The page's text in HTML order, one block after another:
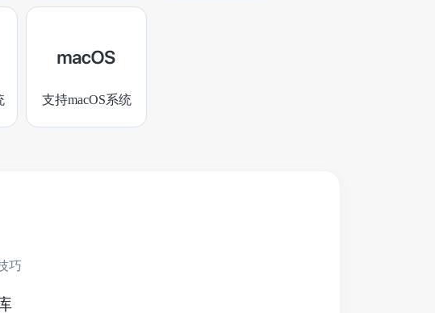
支持macOS系统
巧